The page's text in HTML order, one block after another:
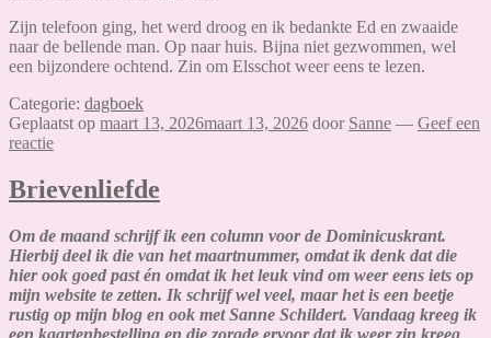
Zijn telefoon ging, het werd droog en ik bedankte Ed en zwaaide
naar de bellende man. Op naar huis. Bijna niet gezwommen, wel
een bijzondere ochtend. Zin om Elsschot weer eens te lezen.
Categorie: dagboek
Geplaatst op maart 13, 2026maart 13, 2026 door Sanne — Geef een
reactie
Brievenliefde
Om de maand schrijf ik een column voor de Dominicuskrant.
Hierbij deel ik die van het maartnummer, omdat ik denk dat die
hier ook goed past én omdat ik het leuk vind om weer eens iets op
mijn website te zetten. Ik schrijf wel veel, maar het is een beetje
rustig op mijn blog en ook met Sanne Schildert. Vandaag kreeg ik
een kaartenbestelling en die zorgde ervoor dat ik weer zin kreeg